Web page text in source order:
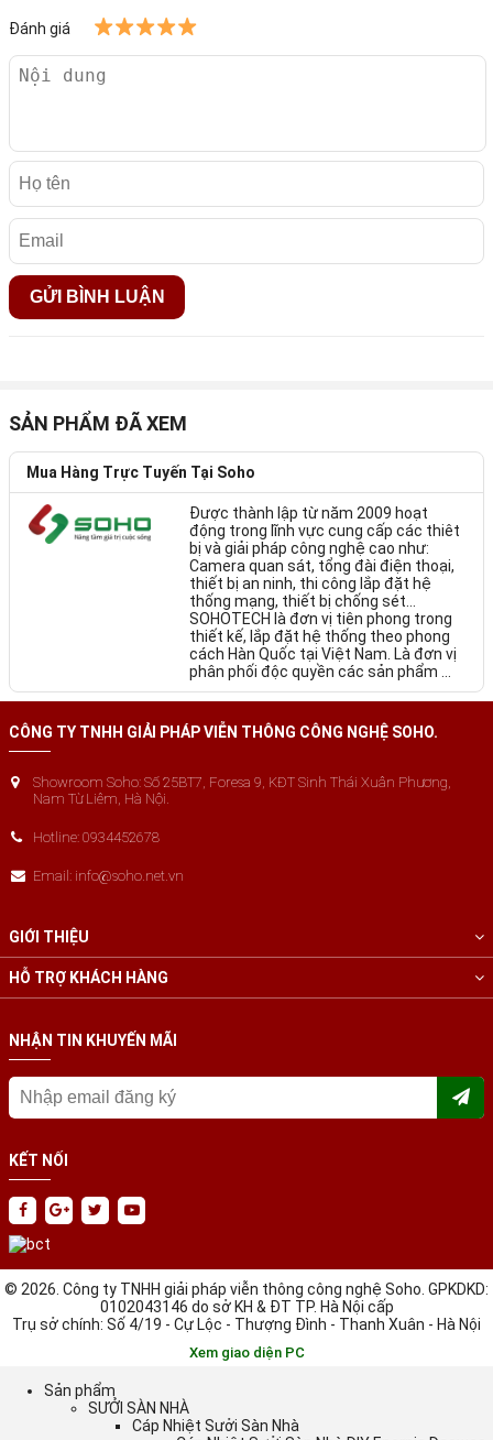
Đánh giá
SẢN PHẨM ĐÃ XEM
Mua Hàng Trực Tuyến Tại Soho
Được thành lập từ năm 2009 hoạt
động trong lĩnh vực cung cấp các thiêt
bị và giải pháp công nghệ cao như:
Camera quan sát, tổng đài điện thoại,
thiết bị an ninh, thi công lắp đặt hệ
thống mạng, thiết bị chống sét…
SOHOTECH là đơn vị tiên phong trong
thiết kế, lắp đặt hệ thống theo phong
cách Hàn Quốc tại Việt Nam. Là đơn vị
phân phối độc quyền các sản phẩm ...
CÔNG TY TNHH GIẢI PHÁP VIỄN THÔNG CÔNG NGHỆ SOHO.
Showroom Soho: Số 25BT7, Foresa 9, KĐT Sinh Thái Xuân Phương,
Nam Từ Liêm, Hà Nội.
Hotline: 0934452678
Email: info@soho.net.vn
GIỚI THIỆU
HỖ TRỢ KHÁCH HÀNG
NHẬN TIN KHUYẾN MÃI
KẾT NỐI
© 2026. Công ty TNHH giải pháp viễn thông công nghệ Soho. GPKDKD:
0102043146 do sở KH & ĐT TP. Hà Nội cấp
Trụ sở chính: Số 4/19 - Cự Lộc - Thượng Đình - Thanh Xuân - Hà Nội
Xem giao diện PC
Sản phẩm
SƯỞI SÀN NHÀ
Cáp Nhiệt Sưởi Sàn Nhà